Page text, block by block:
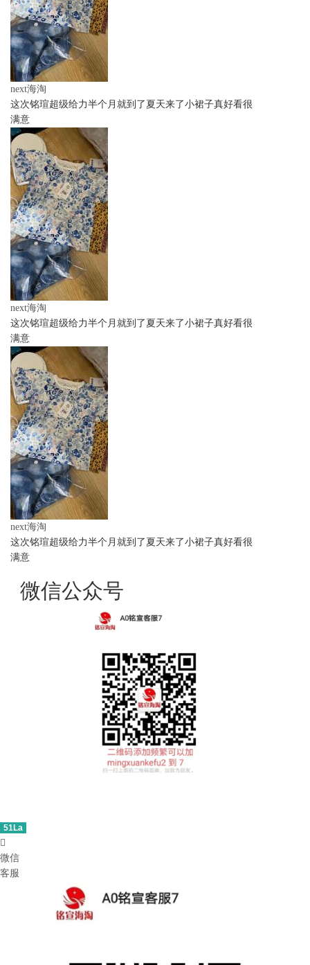
next海淘
这次铭瑄超级给力半个月就到了夏天来了小裙子真好看很
满意
next海淘
这次铭瑄超级给力半个月就到了夏天来了小裙子真好看很
满意
next海淘
这次铭瑄超级给力半个月就到了夏天来了小裙子真好看很
满意
微信公众号
51La

微信
客服